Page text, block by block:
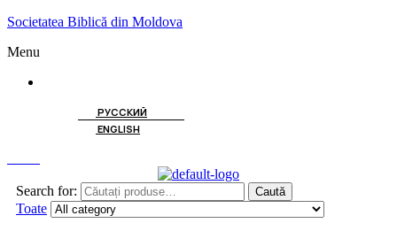
Societatea Biblică din Moldova
Menu
РУССКИЙ
ENGLISH
Search for: Caută
Toate